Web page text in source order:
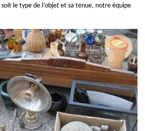
soit le type de l’objet et sa tenue, notre équipe